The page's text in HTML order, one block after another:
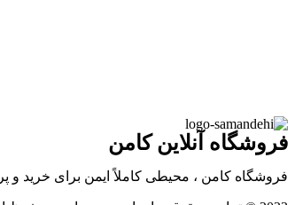
فروشگاه آنلاین کامن
فروشگاه کامن ، محیطی کاملاً ایمن برای خرید و